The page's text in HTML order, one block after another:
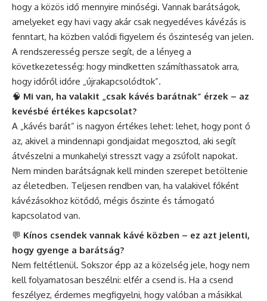
hogy a közös idő mennyire minőségi. Vannak barátságok,
amelyeket egy havi vagy akár csak negyedéves kávézás is
fenntart, ha közben valódi figyelem és őszinteség van jelen.
A rendszeresség persze segít, de a lényeg a
következetesség: hogy mindketten számíthassatok arra,
hogy időről időre „újrakapcsolódtok”.
🧠 Mi van, ha valakit „csak kávés barátnak” érzek – az
kevésbé értékes kapcsolat?
A „kávés barát” is nagyon értékes lehet: lehet, hogy pont ő
az, akivel a mindennapi gondjaidat megosztod, aki segít
átvészelni a munkahelyi stresszt vagy a zsúfolt napokat.
Nem minden barátságnak kell minden szerepet betöltenie
az életedben. Teljesen rendben van, ha valakivel főként
kávézásokhoz kötődő, mégis őszinte és támogató
kapcsolatod van.
💬 Kínos csendek vannak kávé közben – ez azt jelenti,
hogy gyenge a barátság?
Nem feltétlenül. Sokszor épp az a közelség jele, hogy nem
kell folyamatosan beszélni: elfér a csend is. Ha a csend
feszélyez, érdemes megfigyelni, hogy valóban a másikkal